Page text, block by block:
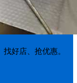
好店、抢优惠。